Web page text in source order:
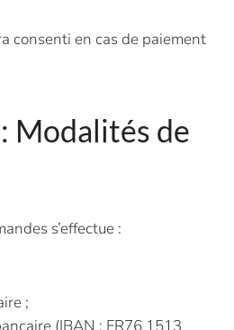
consenti en cas de paiement
Modalités de
s’effectue :
;